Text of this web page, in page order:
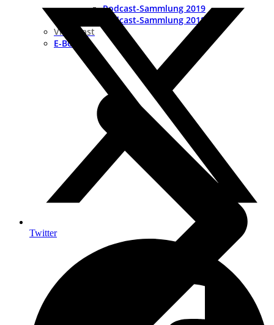
Podcast-Sammlung 2019
Podcast-Sammlung 2018
Videocast
E-Books
Twitter